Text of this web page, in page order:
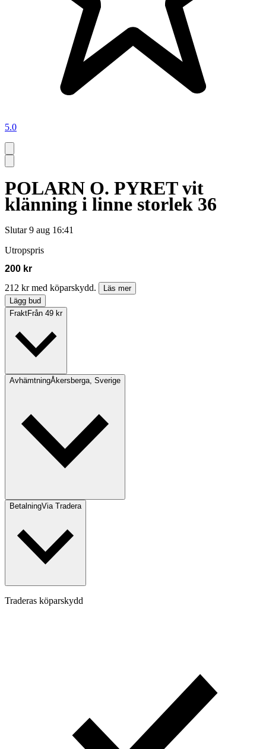
5.0
POLARN O. PYRET vit
klänning i linne storlek 36
Slutar 9 aug 16:41
Utropspris
200 kr
212 kr med köparskydd.
Läs mer
Lägg bud
FraktFrån 49 kr
AvhämtningÅkersberga, Sverige
BetalningVia Tradera
Traderas köparskydd